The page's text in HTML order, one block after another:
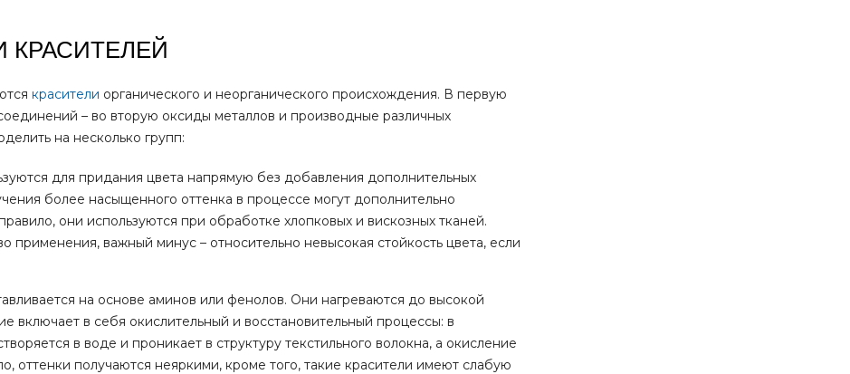
красители органического и неорганического происхождения. В первую
– во вторую оксиды металлов и производные различных
на несколько групп:
для придания цвета напрямую без добавления дополнительных
более насыщенного оттенка в процессе могут дополнительно
они используются при обработке хлопковых и вискозных тканей.
применения, важный минус – относительно невысокая стойкость цвета, если
на основе аминов или фенолов. Они нагреваются до высокой
включает в себя окислительный и восстановительный процессы: в
в воде и проникает в структуру текстильного волокна, а окисление
оттенки получаются неяркими, кроме того, такие красители имеют слабую